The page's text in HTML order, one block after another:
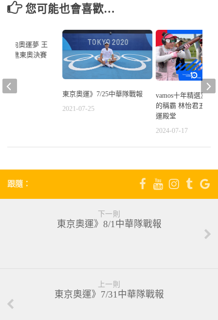
您可能也會喜歡…
東京奧運》7/25中華隊戰報
2021-07-25
vamos十年精選》跨
的稱霸 林怡君五度
運殿堂
2024-07-17
下一則
東京奧運》8/1中華隊戰報
上一則
東京奧運》7/31中華隊戰報